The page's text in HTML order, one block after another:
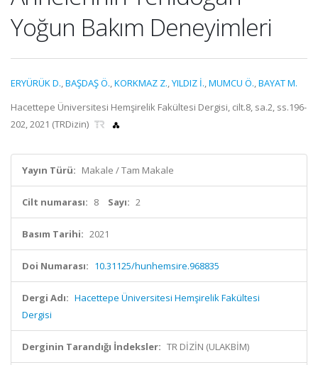
Yoğun Bakım Deneyimleri
ERYÜRÜK D.,BAŞDAŞ Ö.,KORKMAZ Z.,YILDIZ İ.,MUMCU Ö.,BAYAT M.
Hacettepe Üniversitesi Hemşirelik Fakültesi Dergisi, cilt.8, sa.2, ss.196-
202, 2021 (TRDizin)
Yayın Türü: Makale / Tam Makale
Cilt numarası: 8 Sayı: 2
Basım Tarihi: 2021
Doi Numarası: 10.31125/hunhemsire.968835
Dergi Adı: Hacettepe Üniversitesi Hemşirelik Fakültesi
Dergisi
Derginin Tarandığı İndeksler: TR DİZİN (ULAKBİM)